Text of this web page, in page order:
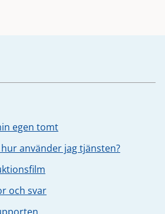
egen tomt
använder jag tjänsten?
och svar